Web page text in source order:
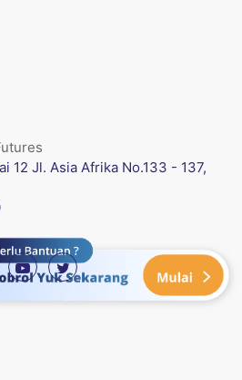
12 Jl. Asia Afrika No.133 - 137,